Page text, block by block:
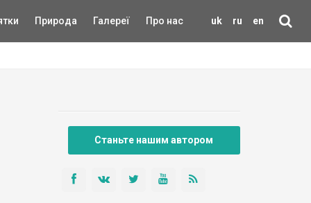
uk ru en
Природа Галереї Про нас
Станьте нашим автором